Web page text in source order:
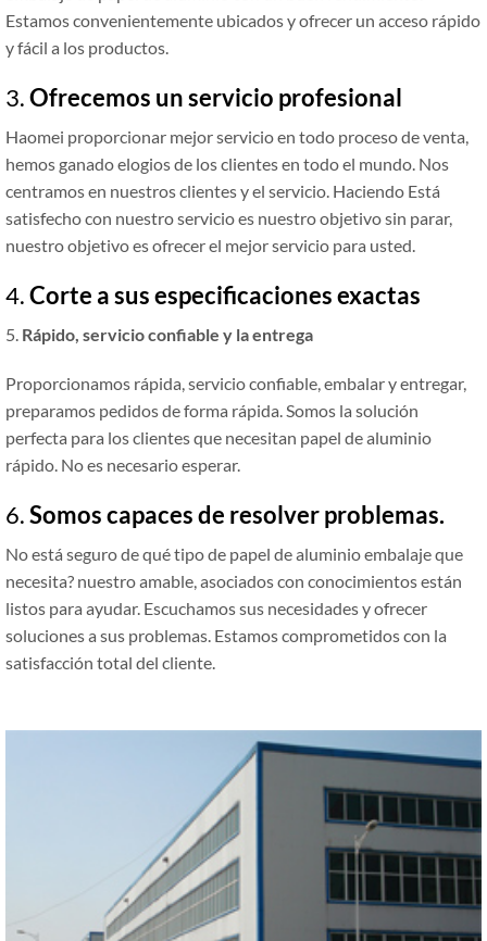
Estamos convenientemente ubicados y ofrecer un acceso rápido
y fácil a los productos.
3.Ofrecemos un servicio profesional
Haomei proporcionar mejor servicio en todo proceso de venta,
hemos ganado elogios de los clientes en todo el mundo. Nos
centramos en nuestros clientes y el servicio. Haciendo Está
satisfecho con nuestro servicio es nuestro objetivo sin parar,
nuestro objetivo es ofrecer el mejor servicio para usted.
4.Corte a sus especificaciones exactas
5. Rápido, servicio confiable y la entrega
Proporcionamos rápida, servicio confiable, embalar y entregar,
preparamos pedidos de forma rápida. Somos la solución
perfecta para los clientes que necesitan papel de aluminio
rápido. No es necesario esperar.
6.Somos capaces de resolver problemas.
No está seguro de qué tipo de papel de aluminio embalaje que
necesita? nuestro amable, asociados con conocimientos están
listos para ayudar. Escuchamos sus necesidades y ofrecer
soluciones a sus problemas. Estamos comprometidos con la
satisfacción total del cliente.